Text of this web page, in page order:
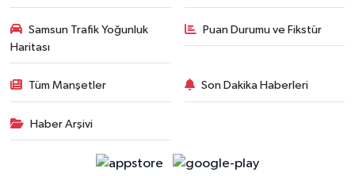
Samsun Trafik Yoğunluk
Haritası
Puan Durumu ve Fikstür
Tüm Manşetler Son Dakika Haberleri
Haber Arşivi